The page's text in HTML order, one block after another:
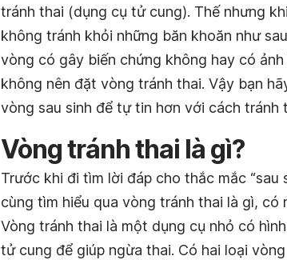
tránh thai (dụng cụ tử cung). Thế nhưng
không tránh khỏi những băn khoăn như
vòng có gây biến chứng không hay có
không nên đặt vòng tránh thai. Vậy bạn
vòng sau sinh để tự tin hơn với cách tránh
Vòng tránh thai là gì?
Trước khi đi tìm lời đáp cho thắc mắc
cùng tìm hiểu qua vòng tránh thai là gì, có
Vòng tránh thai là một dụng cụ nhỏ có
tử cung để giúp ngừa thai. Có hai loại